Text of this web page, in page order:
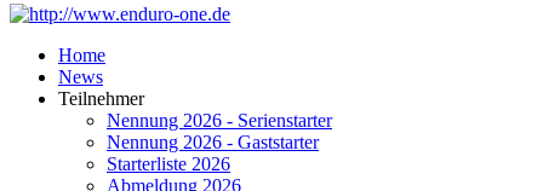
Home
News
Teilnehmer
Nennung 2026 - Serienstarter
Nennung 2026 - Gaststarter
Starterliste 2026
Abmeldung 2026